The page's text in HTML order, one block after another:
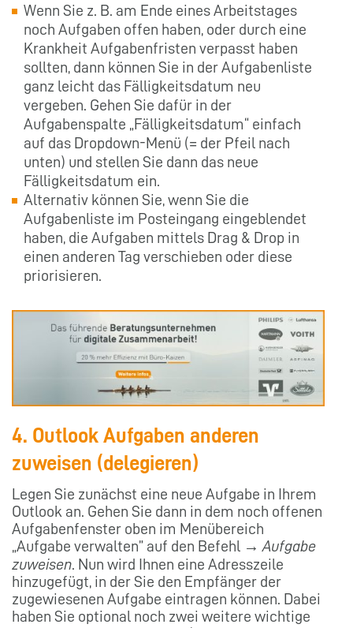
Wenn Sie z. B. am Ende eines Arbeitstages
noch Aufgaben offen haben, oder durch eine
Krankheit Aufgabenfristen verpasst haben
sollten, dann können Sie in der Aufgabenliste
ganz leicht das Fälligkeitsdatum neu
vergeben. Gehen Sie dafür in der
Aufgabenspalte „Fälligkeitsdatum“ einfach
auf das Dropdown-Menü (= der Pfeil nach
unten) und stellen Sie dann das neue
Fälligkeitsdatum ein.
Alternativ können Sie, wenn Sie die
Aufgabenliste im Posteingang eingeblendet
haben, die Aufgaben mittels Drag & Drop in
einen anderen Tag verschieben oder diese
priorisieren.
4. Outlook Aufgaben anderen
zuweisen (delegieren)
Legen Sie zunächst eine neue Aufgabe in Ihrem
Outlook an. Gehen Sie dann in dem noch offenen
Aufgabenfenster oben im Menübereich
„Aufgabe verwalten” auf den Befehl →Aufgabe
zuweisen. Nun wird Ihnen eine Adresszeile
hinzugefügt, in der Sie den Empfänger der
zugewiesenen Aufgabe eintragen können. Dabei
haben Sie optional noch zwei weitere wichtige